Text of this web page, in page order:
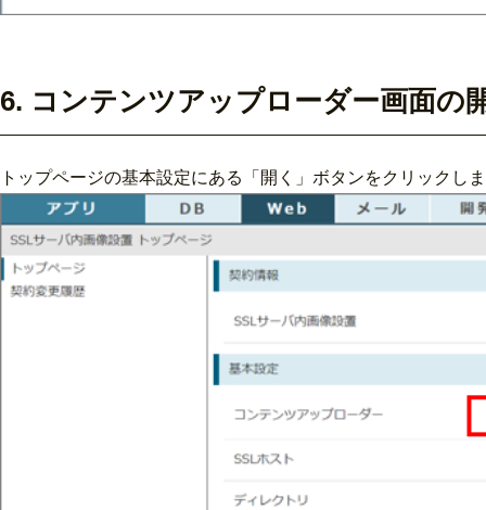
6. コンテンツアップローダー画面の
トップページの基本設定にある「開く」ボタンをクリックし